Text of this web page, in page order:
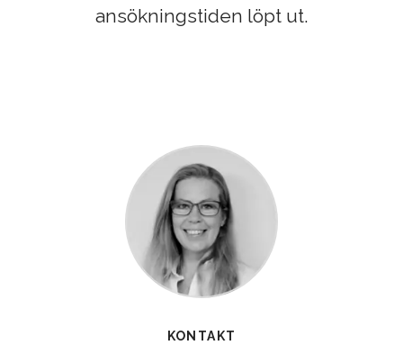
ansökningstiden löpt ut.
KONTAKT